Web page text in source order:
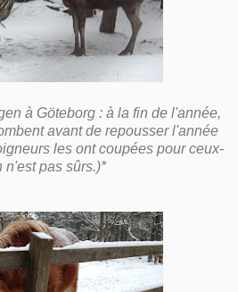
à Göteborg : à la fin de l'année,
avant de repousser l'année
les ont coupées pour ceux-
n'est pas sûrs.)*